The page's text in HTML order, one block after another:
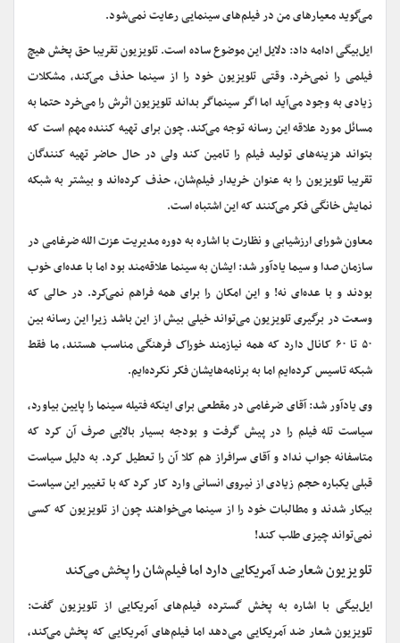
می‌گوید معیارهای من در فیلم‌های سینمایی رعایت نمی‌شود.
ایل‌بیگی ادامه داد: دلایل این موضوع ساده است. تلویزیون تقریبا حق پخش هیچ
فیلمی را نمی‌خرد. وقتی تلویزیون خود را از سینما حذف می‌کند، مشکلات
زیادی به وجود می‌آید اما اگر سینماگر بداند تلویزیون اثرش را می‌خرد حتما به
مسائل مورد علاقه این رسانه توجه می‌کند. چون برای تهیه کننده مهم است که
بتواند هزینه‌های تولید فیلم را تامین کند ولی در حال حاضر تهیه کنندگان
تقریبا تلویزیون را به عنوان خریدار فیلم‌شان، حذف کرده‌اند و بیشتر به شبکه
نمایش خانگی فکر می‌کنند که این اشتباه است.
معاون شورای ارزشیابی و نظارت با اشاره به دوره مدیریت عزت الله ضرغامی در
سازمان صدا و سیما یادآور شد: ایشان به سینما علاقه‌مند بود اما با عده‌ای خوب
بودند و با عده‌ای نه! و این امکان را برای همه فراهم نمی‌کرد. در حالی که
وسعت در برگیری تلویزیون می‌تواند خیلی بیش از این باشد زیرا این رسانه بین
۵۰ تا ۶۰ کانال دارد که همه نیازمند خوراک فرهنگی مناسب هستند، ما فقط
شبکه تاسیس کرده‌ایم اما به برنامه‌هایشان فکر نکرده‌ایم.
وی یادآور شد: آقای ضرغامی در مقطعی برای اینکه فتیله سینما را پایین بیاورد،
سیاست تله فیلم را در پیش گرفت و بودجه بسیار بالایی صرف آن کرد که
متاسفانه جواب نداد و آقای سرافراز هم کلا آن را تعطیل کرد. به دلیل سیاست
قبلی یکباره حجم زیادی از نیروی انسانی وارد کار کرد که با تغییر این سیاست
بیکار شدند و مطالبات خود را از سینما می‌خواهند چون از تلویزیون که کسی
نمی‌تواند چیزی طلب کند!
تلویزیون شعار ضد آمریکایی دارد اما فیلم‌شان را پخش می‌کند
ایل‌بیگی با اشاره به پخش گسترده فیلم‌های آمریکایی از تلویزیون گفت:
تلویزیون شعار ضد آمریکایی می‌دهد اما فیلم‌های آمریکایی که پخش می‌کند،